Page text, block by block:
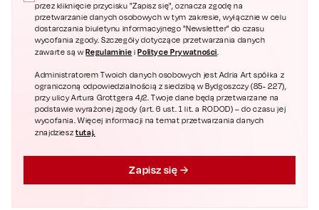
przez kliknięcie przycisku "Zapisz się", oznacza zgodę na
przetwarzanie danych osobowych w tym zakresie, wyłącznie w celu
dostarczania biuletynu informacyjnego "Newsletter" do czasu
wycofania zgody. Szczegóły dotyczące przetwarzania danych
zawarte są wRegulaminie iPolityce Prywatności.
Administratorem Twoich danych osobowych jest Adria Art spółka z
ograniczoną odpowiedzialnością z siedzibą w Bydgoszczy (85- 227),
przy ulicy Artura Grottgera 4/2. Twoje dane będą przetwarzane na
podstawie wyrażonej zgody (art. 6 ust. 1 lit. a RODOD) – do czasu jej
wycofania. Więcej informacji na temat przetwarzania danych
znajdziesztutaj.
Zapisz się